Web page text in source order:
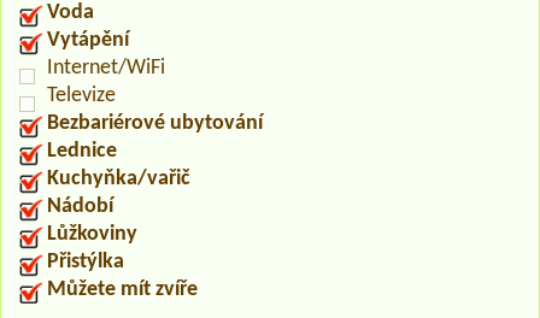
Voda
Vytápění
Internet/WiFi
Televize
Bezbariérové ubytování
Lednice
Kuchyňka/vařič
Nádobí
Lůžkoviny
Přistýlka
Můžete mít zvíře